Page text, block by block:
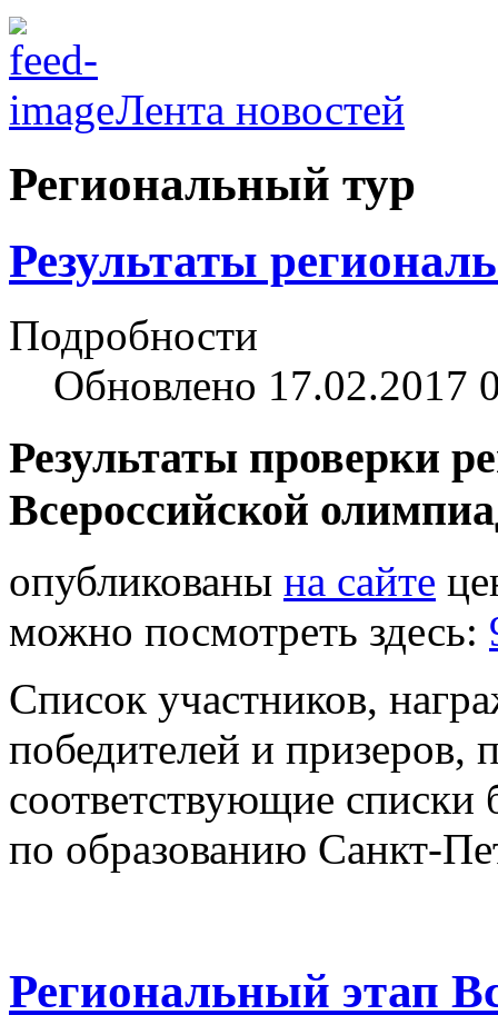
Лента новостей
Региональный тур
Результаты
Подробности
Обновлено 17.02.2017
Результаты проверки
Всероссийской
опубликованы на сайте
можно посмотреть здесь:
Список участников,
победителей и призеров,
соответствующие
по образованию Санкт-
Региональный этап